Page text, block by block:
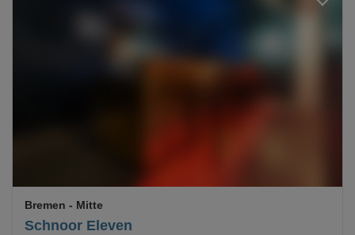
Schnoor Eleven
Bremen - Mitte